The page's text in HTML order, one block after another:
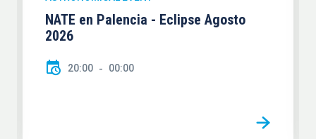
NATE en Palencia - Eclipse Agosto
2026
20:00 00:00